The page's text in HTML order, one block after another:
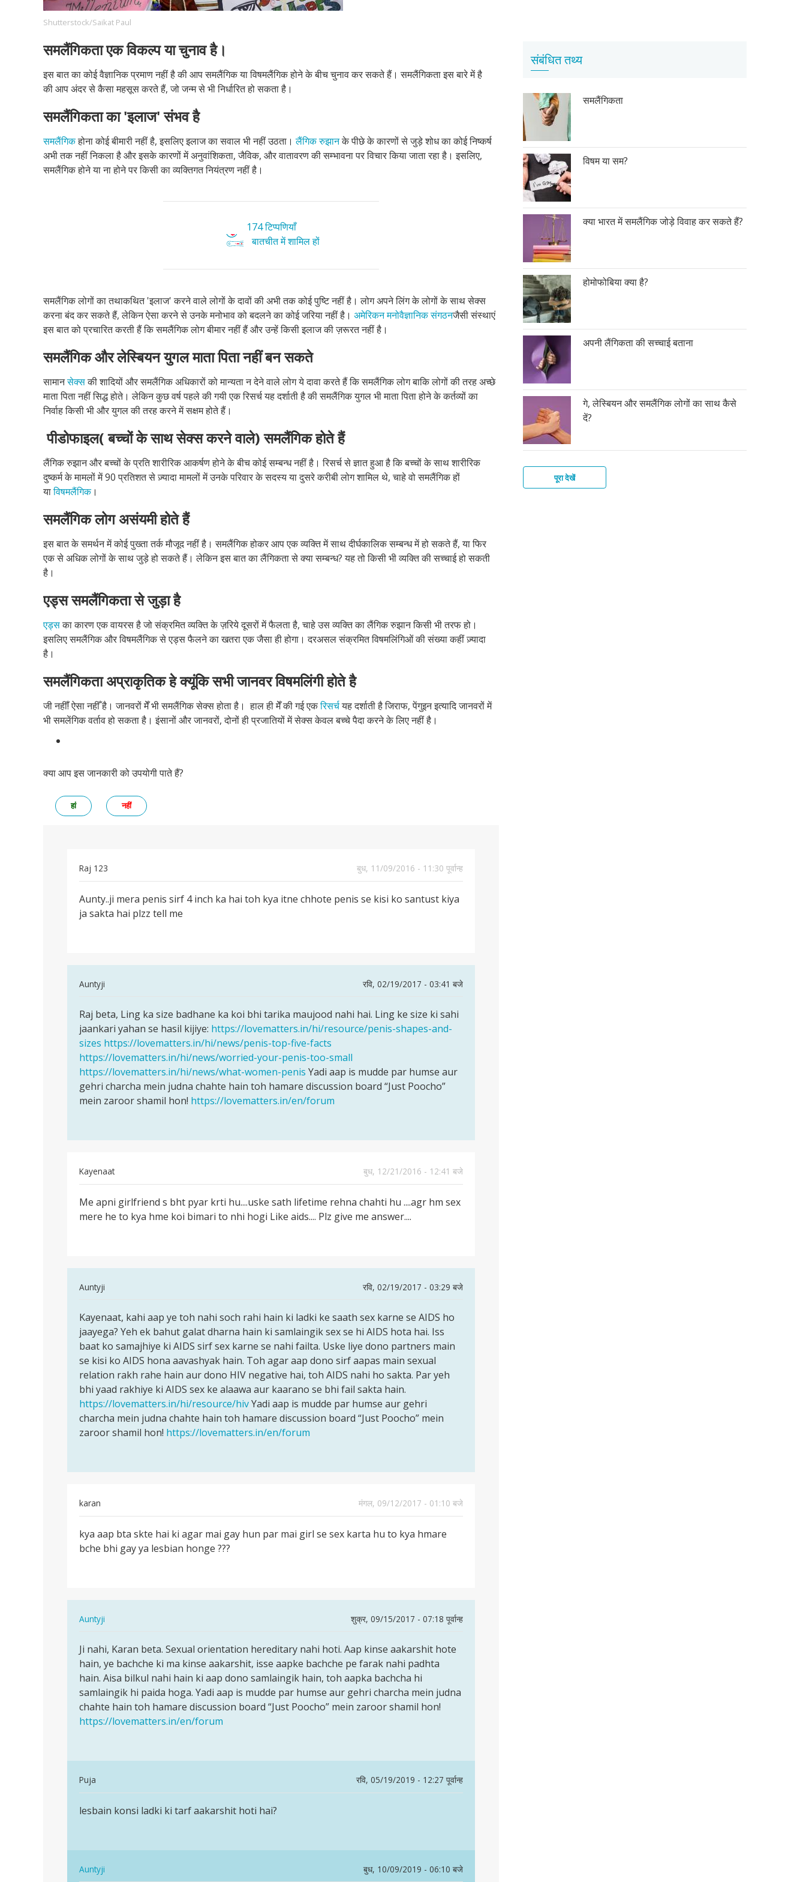
Footer
Company
हमारे सिद्धांत Just Poocho संपर्क करें
Shutterstock/Saikat Paul
समलैंगिकता एक विकल्प या चुनाव है।
इस बात का कोई वैज्ञानिक प्रमाण नहीं है की आप समलैंगिक या विषमलैंगिक होने के बीच चुनाव कर सकते हैं। समलैंगिकता इस बारे में है
की आप अंदर से कैसा महसूस करते हैं, जो जन्म से भी निर्धारित हो सकता है।
समलैंगिकता का 'इलाज' संभव है
समलैंगिकहोना कोई बीमारी नहीं है, इसलिए इलाज का सवाल भी नहीं उठता।लैंगिक रुझानके पीछे के कारणों से जुड़े शोध का कोई निष्कर्ष
अभी तक नहीं निकला है और इसके कारणों में अनुवांशिकता, जैविक, और वातावरण की सम्भावना पर विचार किया जाता रहा है। इसलिए,
समलैंगिक होने या ना होने पर किसी का व्यक्तिगत नियंत्रण नहीं है।
174 टिप्पणियाँ
बातचीत में शामिल हों
समलैंगिक लोगों का तथाकथित 'इलाज' करने वाले लोगों के दावों की अभी तक कोई पुष्टि नहीं है। लोग अपने लिंग के लोगों के साथ सेक्स
करना बंद कर सकते हैं, लेकिन ऐसा करने से उनके मनोभाव को बदलने का कोई जरिया नहीं है। अमेरिकन मनोवैज्ञानिक संगठनजैसी संस्थाएं
इस बात को प्रचारित करती हैं कि समलैंगिक लोग बीमार नहीं हैं और उन्हें किसी इलाज की ज़रूरत नहीं है।
समलैंगिकऔरलेस्बियनयुगलमातापितानहींबनसकते
सामानसेक्सकी शादियों और समलैंगिक अधिकारों को मान्यता न देने वाले लोग ये दावा करते हैं कि समलैंगिक लोग बाकि लोगों की तरह अच्छे
माता पिता नहीं सिद्ध होते। लेकिन कुछ वर्ष पहले की गयी एक रिसर्च यह दर्शाती है की समलैंगिक युगल भी माता पिता होने के कर्तव्यों का
निर्वाह किसी भी और युगल की तरह करने में सक्षम होते हैं।
पीडोफाइल(बच्चोंकेसाथसेक्सकरनेवाले)समलैंगिकहोतेहैं
लैंगिक रुझान और बच्चों के प्रति शारीरिक आकर्षण होने के बीच कोई सम्बन्ध नहीं है। रिसर्च से ज्ञात हुआ है कि बच्चों के साथ शारीरिक
दुष्कर्म के मामलों में 90 प्रतिशत से ज़्यादा मामलों में उनके परिवार के सदस्य या दुसरे करीबी लोग शामिल थे, चाहे वो समलैंगिक हों
याविषमलैंगिक।
समलैंगिकलोगअसंयमीहोतेहैं
इस बात के समर्थन में कोई पुख्ता तर्क मौजूद नहीं है। समलैंगिक होकर आप एक व्यक्ति में साथ दीर्घकालिक सम्बन्ध में हो सकते हैं, या फिर
एक से अधिक लोगों के साथ जुड़े हो सकते हैं। लेकिन इस बात का लैंगिकता से क्या सम्बन्ध? यह तो किसी भी व्यक्ति की सच्चाई हो सकती
है।
एड्ससमलैंगिकतासेजुड़ाहै
एड्सका कारण एक वायरस है जो संक्रमित व्यक्ति के ज़रिये दूसरों में फैलता है, चाहे उस व्यक्ति का लैंगिक रुझान किसी भी तरफ हो।
इसलिए समलैंगिक और विषमलैंगिक से एड्स फैलने का खतरा एक जैसा ही होगा। दरअसल संक्रमित विषमलिंगिओं की संख्या कहीं ज़्यादा
है।
समलैंगिकताअप्राकृतिकहेक्यूंकिसभीजानवरविषमलिंगीहोतेहै
जी नहीँ! ऐसा नहीँ है। जानवरों मेँ भी समलैंगिक सेक्स होता है। हाल ही मेँ की गई एकरिसर्चयह दर्शाती है जिराफ, पेंगुइन इत्यादि जानवरों में
भी समलेंगिक वर्ताव हो सकता है। इंसानों और जानवरों, दोनों ही प्रजातियों में सेक्स केवल बच्चे पैदा करने के लिए नहीं है।
क्या आप इस जानकारी को उपयोगी पाते हैं?
हां नहीं
Raj 123
बुध, 11/09/2016 - 11:30 पूर्वान्ह
Aunty..ji
mera
Aunty..ji mera penis sirf 4 inch ka hai toh kya itne chhote penis se kisi ko santust kiya
ja sakta hai plzz tell me
Auntyji
रवि, 02/19/2017 - 03:41 बजे
to
Aunty..ji
mera
penis
sirf
4
by
Raj
beta,
Ling
ka
size
Raj beta, Ling ka size badhane ka koi bhi tarika maujood nahi hai. Ling ke size ki sahi
jaankari yahan se hasil kijiye: https://lovematters.in/hi/resource/penis-shapes-and-
sizes https://lovematters.in/hi/news/penis-top-five-facts
https://lovematters.in/hi/news/worried-your-penis-too-small
https://lovematters.in/hi/news/what-women-penis Yadi aap is mudde par humse aur
gehri charcha mein judna chahte hain toh hamare discussion board “Just Poocho”
mein zaroor shamil hon! https://lovematters.in/en/forum
Kayenaat
बुध, 12/21/2016 - 12:41 बजे
Me
apni
Me apni girlfriend s bht pyar krti hu....uske sath lifetime rehna chahti hu ....agr hm sex
mere he to kya hme koi bimari to nhi hogi Like aids.... Plz give me answer....
Auntyji
रवि, 02/19/2017 - 03:29 बजे
to
Me
apni
girlfriend
s
bht
pyar
by
Kayenaat
Kayenaat,
AIDS
sirf
sex
karne
Kayenaat, kahi aap ye toh nahi soch rahi hain ki ladki ke saath sex karne se AIDS ho
jaayega? Yeh ek bahut galat dharna hain ki samlaingik sex se hi AIDS hota hai. Iss
baat ko samajhiye ki AIDS sirf sex karne se nahi failta. Uske liye dono partners main
se kisi ko AIDS hona aavashyak hain. Toh agar aap dono sirf aapas main sexual
relation rakh rahe hain aur dono HIV negative hai, toh AIDS nahi ho sakta. Par yeh
bhi yaad rakhiye ki AIDS sex ke alaawa aur kaarano se bhi fail sakta hain.
https://lovematters.in/hi/resource/hivYadi aap is mudde par humse aur gehri
charcha mein judna chahte hain toh hamare discussion board “Just Poocho” mein
zaroor shamil hon! https://lovematters.in/en/forum
karan
मंगल, 09/12/2017 - 01:10 बजे
kya
aap
agar…
kya aap bta skte hai ki agar mai gay hun par mai girl se sex karta hu to kya hmare
bche bhi gay ya lesbian honge ???
Auntyji
शुक्र, 09/15/2017 - 07:18 पूर्वान्ह
to
kya
aap
bta
skte
hai
by
nahi,
Karan
beta.
Sexual…
Ji nahi, Karan beta. Sexual orientation hereditary nahi hoti. Aap kinse aakarshit hote
hain, ye bachche ki ma kinse aakarshit, isse aapke bachche pe farak nahi padhta
hain. Aisa bilkul nahi hain ki aap dono samlaingik hain, toh aapka bachcha hi
samlaingik hi paida hoga. Yadi aap is mudde par humse aur gehri charcha mein judna
chahte hain toh hamare discussion board “Just Poocho” mein zaroor shamil hon!
https://lovematters.in/en/forum
Puja
रवि, 05/19/2019 - 12:27 पूर्वान्ह
reply
to
Karan
beta.
lesbain
ki
tarf…
lesbain konsi ladki ki tarf aakarshit hoti hai?
Auntyji बुध, 10/09/2019 - 06:10 बजे
संबंधित तथ्य
समलैंगिकता
विषम या सम?
क्या भारत में समलैंगिक जोड़े विवाह कर सकते हैं?
होमोफोबिया क्या है?
अपनी लैंगिकता की सच्चाई बताना
गे, लेस्बियन और समलैंगिक लोगों का साथ कैसे
दें?
पूरा देखें